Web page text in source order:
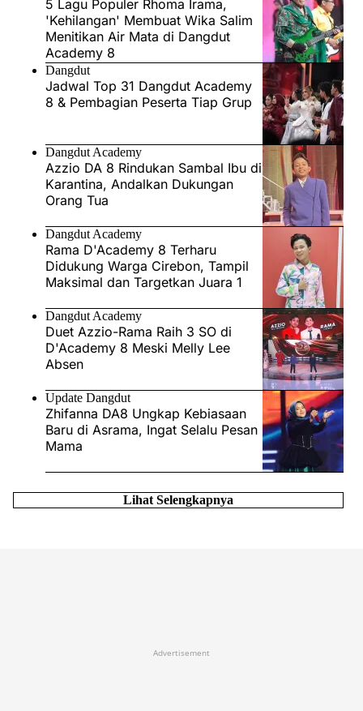
5 Lagu Populer Rhoma Irama,
'Kehilangan' Membuat Wika Salim
Menitikan Air Mata di Dangdut
Academy 8
Dangdut
Jadwal Top 31 Dangdut Academy
8 & Pembagian Peserta Tiap Grup
Dangdut Academy
Azzio DA 8 Rindukan Sambal Ibu di
Karantina, Andalkan Dukungan
Orang Tua
Dangdut Academy
Rama D'Academy 8 Terharu
Didukung Warga Cirebon, Tampil
Maksimal dan Targetkan Juara 1
Dangdut Academy
Duet Azzio-Rama Raih 3 SO di
D'Academy 8 Meski Melly Lee
Absen
Update Dangdut
Zhifanna DA8 Ungkap Kebiasaan
Baru di Asrama, Ingat Selalu Pesan
Mama
Lihat Selengkapnya
Advertisement